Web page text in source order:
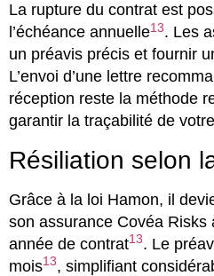
La rupture du contrat est
l’échéance annuelle13. Les
un préavis précis et fournir
L’envoi d’une lettre
réception reste la méthode
garantir la traçabilité de
Résiliation selon
Grâce à la loi Hamon, il
son assurance Covéa
année de contrat13. Le
mois13, simplifiant